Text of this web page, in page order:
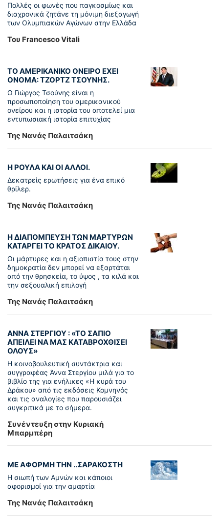
Πολλές οι φωνές που παγκοσμίως και
διαχρονικά ζητάνε τη μόνιμη διεξαγωγή
των Ολυμπιακών Αγώνων στην Ελλάδα
Του Francesco Vitali
ΤΟ ΑΜΕΡΙΚΑΝΙΚΟ ΟΝΕΙΡΟ ΕΧΕΙ
ΟΝΟΜΑ: ΤΖΟΡΤΖ ΤΣΟΥΝΗΣ.
Ο Γιώργος Τσούνης είναι η
προσωποποίηση του αμερικανικού
ονείρου και η ιστορία του αποτελεί μια
εντυπωσιακή ιστορία επιτυχίας
Της Νανάς Παλαιτσάκη
Η ΡΟΥΛΑ ΚΑΙ ΟΙ ΑΛΛΟΙ.
Δεκατρείς ερωτήσεις για ένα επικό
θρίλερ.
Της Νανάς Παλαιτσάκη
Η ΔΙΑΠΟΜΠΕΥΣΗ ΤΩΝ ΜΑΡΤΥΡΩΝ
ΚΑΤΑΡΓΕΙ ΤΟ ΚΡΑΤΟΣ ΔΙΚΑΙΟΥ.
Οι μάρτυρες και η αξιοπιστία τους στην
δημοκρατία δεν μπορεί να εξαρτάται
από την θρησκεία, το ύψος , τα κιλά και
την σεξουαλική επιλογή
Της Νανάς Παλαιτσάκη
ΑΝΝΑ ΣΤΕΡΓΙΟΥ : «ΤΟ ΣΑΠΙΟ
ΑΠΕΙΛΕΙ ΝΑ ΜΑΣ ΚΑΤΑΒΡΟΧΘΙΣΕΙ
ΟΛΟΥΣ»
Η κοινοβουλευτική συντάκτρια και
συγγραφέας Άννα Στεργίου μιλά για το
βιβλίο της για ενήλικες «Η κυρά του
Δράκου» από τις εκδόσεις Κομνηνός
και τις αναλογίες που παρουσιάζει
συγκριτικά με το σήμερα.
Συνέντευξη στην Κυριακή
Μπαρμπέρη
ΜΕ ΑΦΟΡΜΗ ΤΗΝ ..ΣΑΡΑΚΟΣΤΗ
Η σιωπή των Αμνών και κάποιοι
αφορισμοί για την αμαρτία
Της Νανάς Παλαιτσάκη